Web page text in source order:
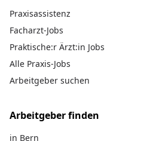
Praxisassistenz
Facharzt-Jobs
Praktische:r Ärzt:in Jobs
Alle Praxis-Jobs
Arbeitgeber suchen
Arbeitgeber finden
in Bern